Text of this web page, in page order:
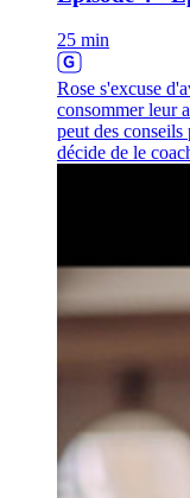
25 min
Rose s'excuse
consommer leur
peut des
décide de le